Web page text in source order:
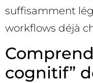
suffisamment
workflows déjà
cognitif”